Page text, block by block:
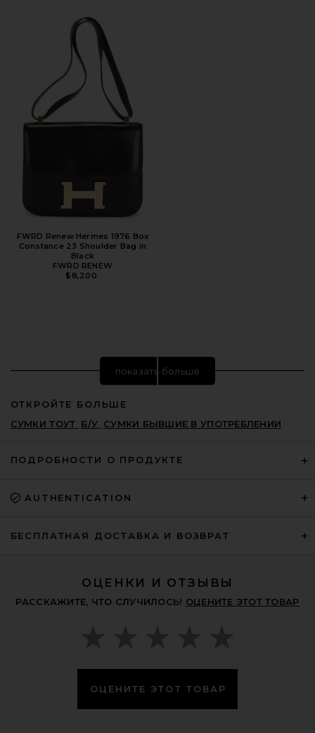
FWRD Renew Hermes 1976 Box
Constance 23 Shoulder Bag in
Black
FWRD RENEW
$8,200
in Black
показать больше
ОТКРОЙТЕ БОЛЬШЕ
СУМКИ ТОУТ Б/У СУМКИ БЫВШИЕ В УПОТРЕБЛЕНИИ
ПОДРОБНОСТИ О ПРОДУКТЕ
AUTHENTICATION
БЕСПЛАТНАЯ ДОСТАВКА И ВОЗВРАТ
ОЦЕНКИ И ОТЗЫВЫ
РАССКАЖИТЕ, ЧТО СЛУЧИЛОСЬ! ОЦЕНИТЕ ЭТОТ ТОВАР
ОЦЕНИТЕ ЭТОТ ТОВАР